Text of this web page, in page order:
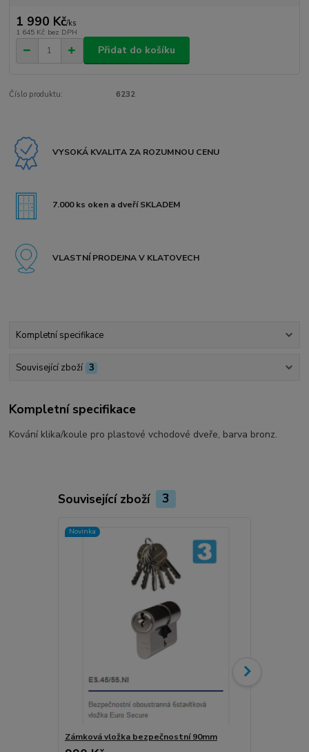
1 990 Kč/ks
1 645 Kč bez DPH
Přidat do košíku
Číslo produktu: 6232
VYSOKÁ KVALITA ZA ROZUMNOU CENU
7.000 ks oken a dveří SKLADEM
VLASTNÍ PRODEJNA V KLATOVECH
Kompletní specifikace
Související zboží 3
Kompletní specifikace
Kování klika/koule pro plastové vchodové dveře, barva bronz.
Související zboží 3
Novinka
Zámková vložka bezpečnostní 90mm